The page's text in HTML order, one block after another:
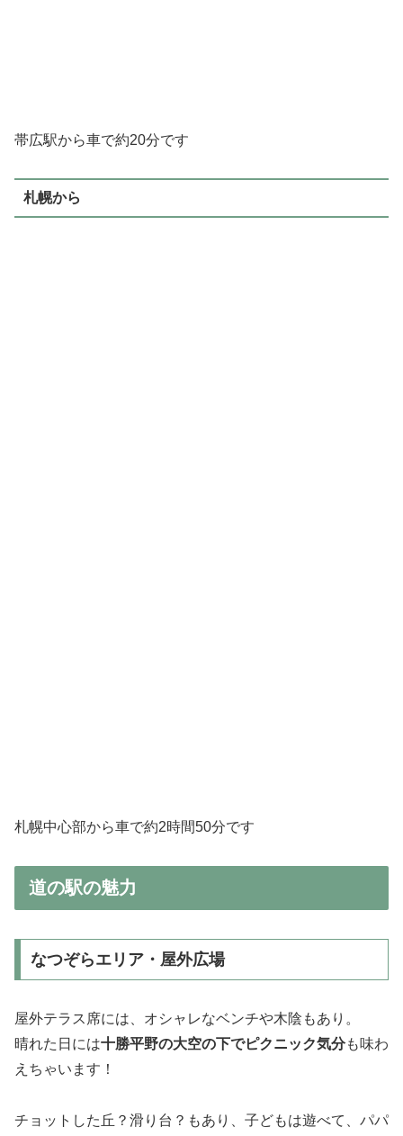
帯広駅から車で約20分です
札幌から
札幌中心部から車で約2時間50分です
道の駅の魅力
なつぞらエリア・屋外広場
屋外テラス席には、オシャレなベンチや木陰もあり。
晴れた日には十勝平野の大空の下でピクニック気分も味わ
えちゃいます！
チョットした丘？滑り台？もあり、子どもは遊べて、パパ